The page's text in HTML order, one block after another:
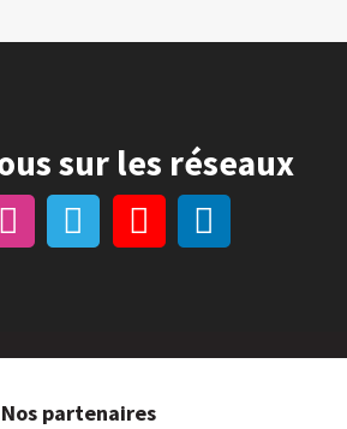
sur les réseaux
Nos partenaires